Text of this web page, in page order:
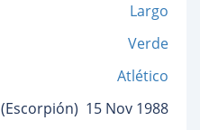
Largo
Verde
Atlético
(Escorpión) 15 Nov 1988